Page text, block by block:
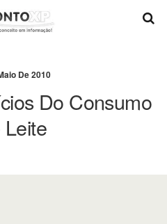
De 2010
Do Consumo
Leite